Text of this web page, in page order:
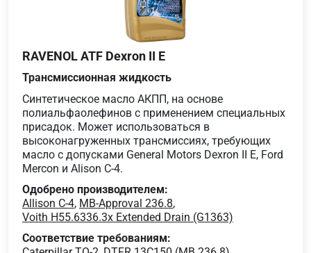
RAVENOL ATF Dexron II E
Трансмиссионная жидкость
Синтетическое масло АКПП, на основе
полиальфаолефинов с применением специальных
присадок. Может использоваться в
высоконагруженных трансмиссиях, требующих
масло с допусками General Motors Dexron II E, Ford
Mercon и Alison C-4.
Одобрено производителем:
Allison C-4, MB-Approval 236.8,
Voith H55.6336.3x Extended Drain (G1363)
Соответствие требованиям: